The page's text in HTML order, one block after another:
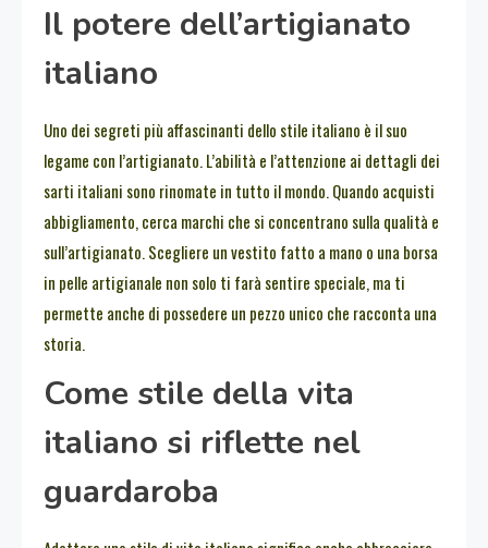
Il potere dell’artigianato
italiano
Uno dei segreti più affascinanti dello stile italiano è il suo
legame con l’artigianato. L’abilità e l’attenzione ai dettagli dei
sarti italiani sono rinomate in tutto il mondo. Quando acquisti
abbigliamento, cerca marchi che si concentrano sulla qualità e
sull’artigianato. Scegliere un vestito fatto a mano o una borsa
in pelle artigianale non solo ti farà sentire speciale, ma ti
permette anche di possedere un pezzo unico che racconta una
storia.
Come stile della vita
italiano si riflette nel
guardaroba